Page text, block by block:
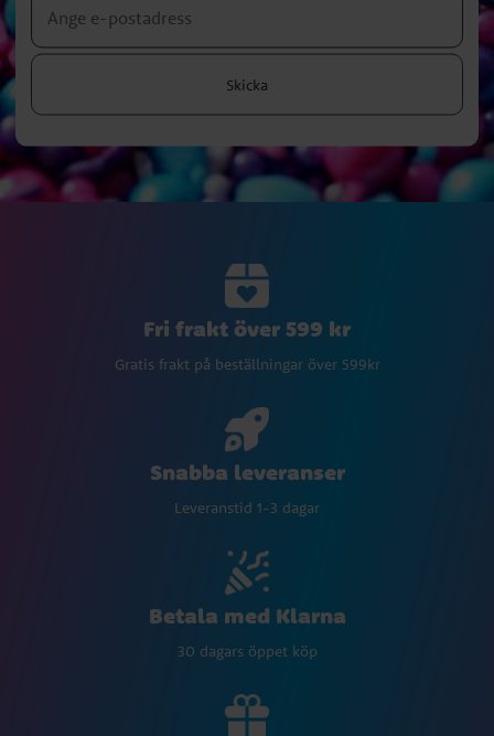
Skicka
Fri frakt över 599 kr
Gratis frakt på beställningar över 599kr
Snabba leveranser
Leveranstid 1-3 dagar
Betala med Klarna
30 dagars öppet köp